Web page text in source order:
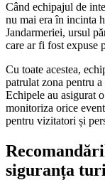
Când echipajul de
nu mai era în incinta
Jandarmeriei, ursul
care ar fi fost expuse
Cu toate acestea,
patrulat zona pentru
Echipele au asigurat
monitoriza orice
pentru vizitatori și
siguranța